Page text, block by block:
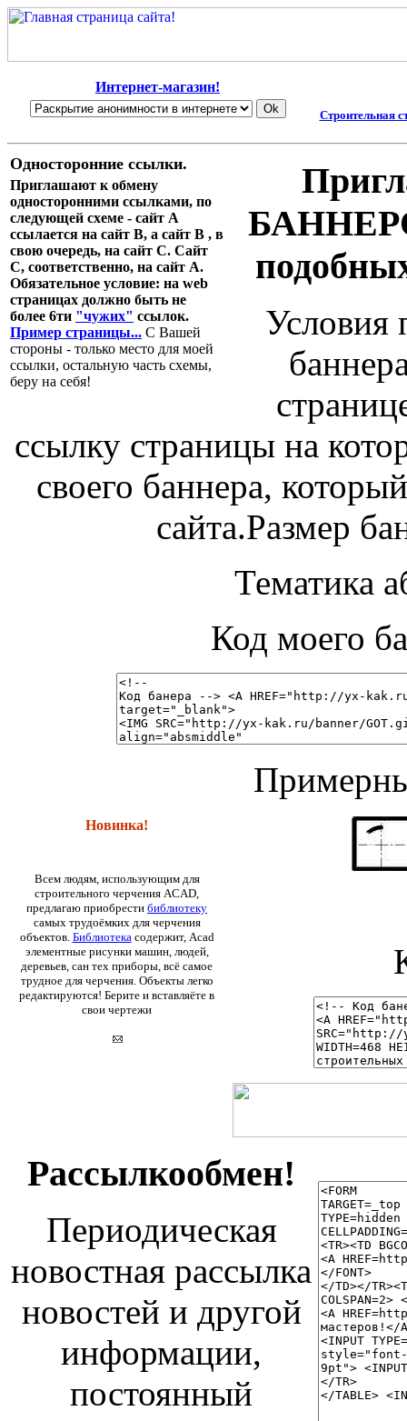
Интернет-магазин!
Строительная
Односторонние ссылки.
Приглашают к обмену
односторонними ссылками, по
следующей схеме - сайт А
ссылается на сайт В, а сайт В , в
свою очередь, на сайт С. Сайт
С, соответственно, на сайт А.
Обязательное условие: на web
страницах должно быть не
более 6ти "чужих" ссылок.
Пример страницы... С Вашей
стороны - только место для моей
ссылки, остальную часть схемы,
беру на себя!
Условия
ссылку страницы на
своего баннера,
сайта.Размер
Тематика
Код моего
Новинка!
Всем людям, использующим для
строительного черчения ACAD,
предлагаю приобрести библиотеку
самых трудоёмких для черчения
объектов. Библиотекасодержит, Acad
элементные рисунки машин, людей,
деревьев, сан тех приборы, всё самое
трудное для черчения. Объекты легко
редактируются! Берите и вставляёте в
свои чертежи
Рассылкообмен!
Периодическая
новостная рассылка
новостей и другой
информации,
постоянный